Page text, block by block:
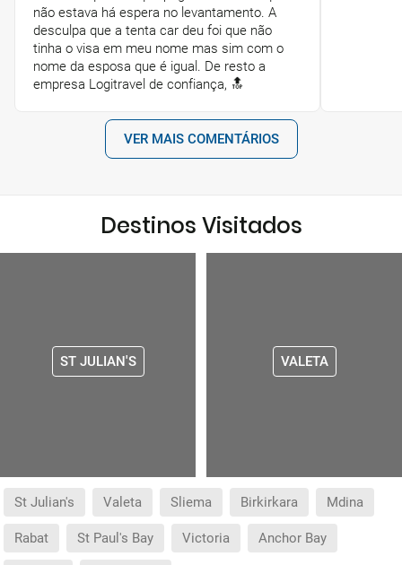
não estava há espera no levantamento. A
desculpa que a tenta car deu foi que não
tinha o visa em meu nome mas sim com o
nome da esposa que é igual. De resto a
empresa Logitravel de confiança, 🔝
VER MAIS COMENTÁRIOS
Destinos Visitados
ST JULIAN'S VALETA
St Julian's Valeta Sliema Birkirkara Mdina
Rabat St Paul's Bay Victoria Anchor Bay